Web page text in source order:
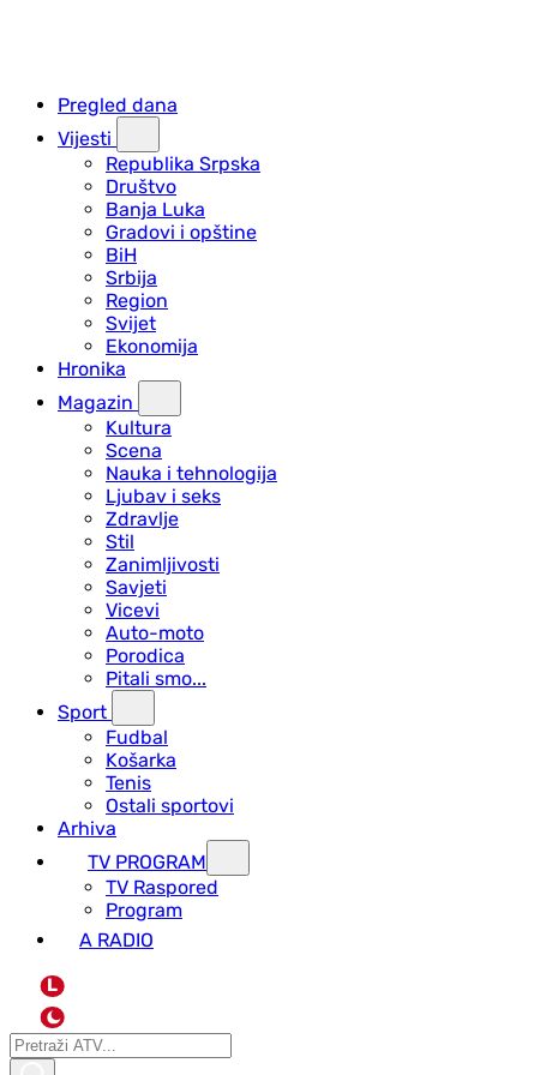
Pregled dana
Vijesti
Republika Srpska
Društvo
Banja Luka
Gradovi i opštine
BiH
Srbija
Region
Svijet
Ekonomija
Hronika
Magazin
Kultura
Scena
Nauka i tehnologija
Ljubav i seks
Zdravlje
Stil
Zanimljivosti
Savjeti
Vicevi
Auto-moto
Porodica
Pitali smo...
Sport
Fudbal
Košarka
Tenis
Ostali sportovi
Arhiva
TV PROGRAM
ТV Raspored
Program
A RADIO
L